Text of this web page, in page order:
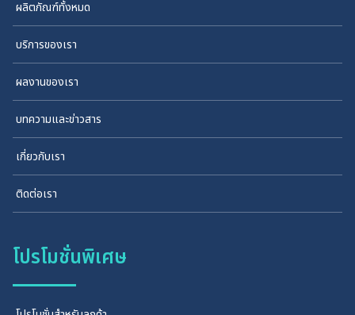
ผลิตภัณฑ์ทั้งหมด
บริการของเรา
ผลงานของเรา
บทความและข่าวสาร
เกี่ยวกับเรา
ติดต่อเรา
โปรโมชั่นพิเศษ